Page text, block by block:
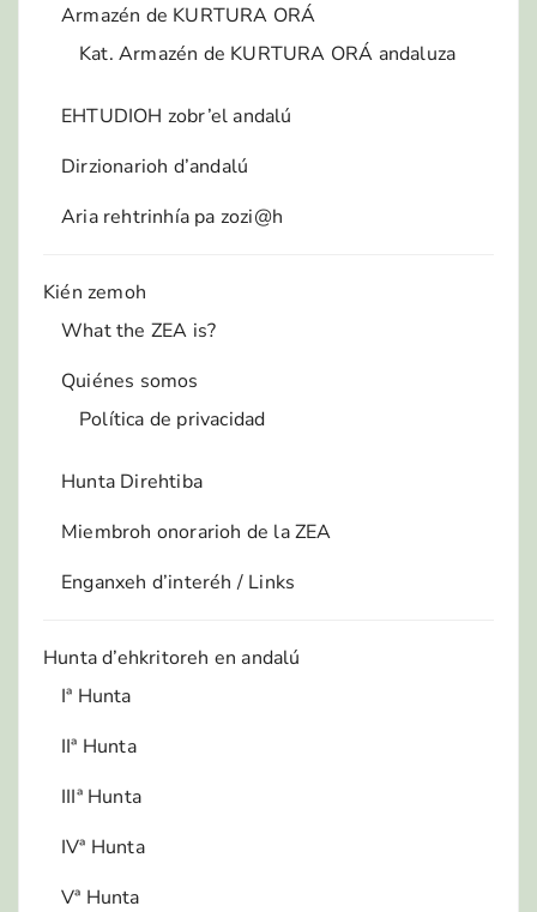
Armazén de KURTURA ORÁ
Kat. Armazén de KURTURA ORÁ andaluza
EHTUDIOH zobr’el andalú
Dirzionarioh d’andalú
Aria rehtrinhía pa zozi@h
Kién zemoh
What the ZEA is?
Quiénes somos
Política de privacidad
Hunta Direhtiba
Miembroh onorarioh de la ZEA
Enganxeh d’interéh / Links
Hunta d’ehkritoreh en andalú
Iª Hunta
IIª Hunta
IIIª Hunta
IVª Hunta
Vª Hunta